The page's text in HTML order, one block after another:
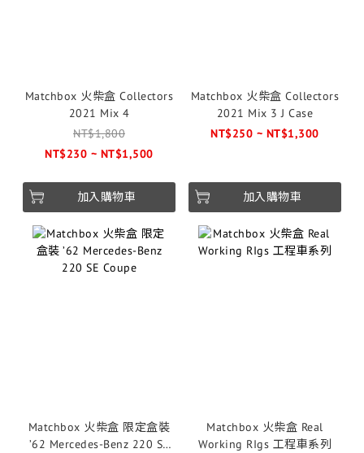
Matchbox 火柴盒 Collectors
2021 Mix 4
NT$1,800
NT$230 ~ NT$1,500
加入購物車
Matchbox 火柴盒 Collectors
2021 Mix 3 J Case
NT$250 ~ NT$1,300
加入購物車
Matchbox 火柴盒 限定盒裝
’62 Mercedes-Benz 220 SE
Matchbox 火柴盒 Real
Working RIgs 工程車系列